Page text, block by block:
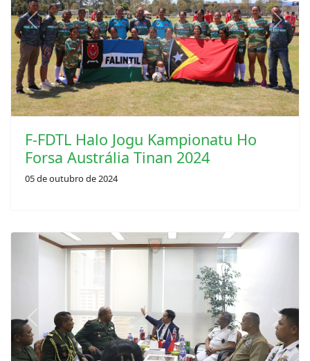
Previous Next
F-FDTL Halo Jogu Kampionatu Ho
Forsa Austrália Tinan 2024
05 de outubro de 2024
Previous Next